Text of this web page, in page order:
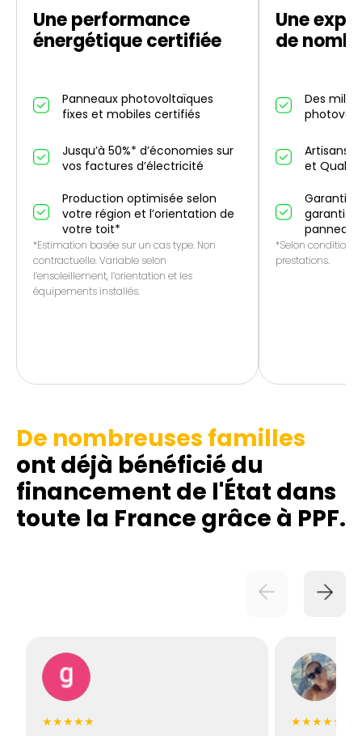
Une performance
énergétique certifiée
Panneaux photovoltaïques
fixes et mobiles certifiés
Jusqu’à 50%* d’économies sur
vos factures d’électricité
Production optimisée selon
votre région et l’orientation de
votre toit*
*Estimation basée sur un cas type. Non
contractuelle. Variable selon
l’ensoleillement, l’orientation et les
équipements installés.
Une
de
Des
Artisans
et QualiPV
Garantie
garantie
panneaux
*Selon conditions
prestations.
De nombreuses familles
ont déjà bénéficié du
financement de l'État dans
toute la France grâce à PPF.
★★★★★
★★★★★